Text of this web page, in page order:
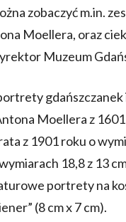
zobaczyć m.in.
Moellera, oraz
Muzeum
gdańszczanek
Moellera z
z 1901 roku o
18,8 z 13
portrety na
(8 cm x 7 cm).